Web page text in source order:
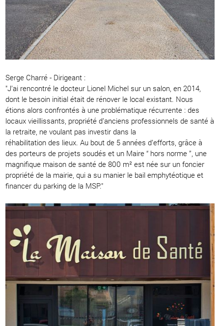
Serge Charré - Dirigeant :
"J’ai rencontré le docteur Lionel Michel sur un salon, en 2014,
dont le besoin initial était de rénover le local existant. Nous
étions alors confrontés à une problématique récurrente : des
locaux vieillissants, propriété d’anciens professionnels de santé à
la retraite, ne voulant pas investir dans la
réhabilitation des lieux. Au bout de 5 années d’efforts, grâce à
des porteurs de projets soudés et un Maire “ hors norme ”, une
magnifique maison de santé de 800 m² est née sur un foncier
propriété de la mairie, qui a su manier le bail emphytéotique et
financer du parking de la MSP."